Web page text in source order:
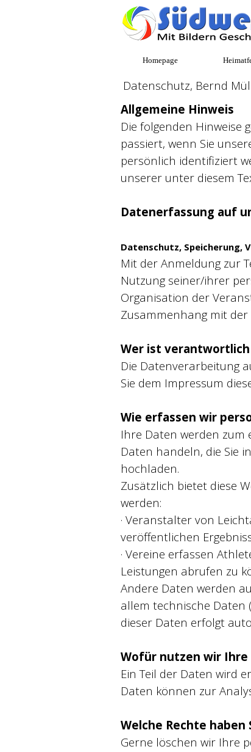
Homepage
Datenschutz, Bernd
Allgemeine Hinweis
Die folgenden Hinweise
passiert, wenn Sie
persönlich identifiziert
unserer unter diesem
Datenerfassung auf
Datenschutz, Speicherung,
Mit der Anmeldung zur
Nutzung seiner/ihrer
Organisation der
Zusammenhang mit
Wer ist
Die Datenverarbeitung
Sie dem Impressum
Wie erfassen wir
Ihre Daten werden zum
Daten handeln, die Sie
hochladen.
Zusätzlich bietet diese
werden:
· Veranstalter von
veröffentlichen
· Vereine erfassen
Leistungen abrufen zu
Andere Daten werden
allem technische Daten
dieser Daten erfolgt
Wofür nutzen wir Ihre
Ein Teil der Daten wird
Daten können zur
Welche Rechte haben
Gerne löschen wir Ihre